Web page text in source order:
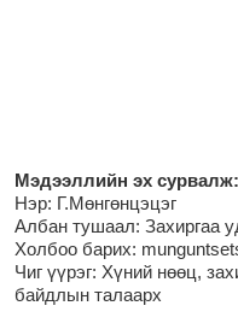
Мэдээллийн эх сурвалж:
Нэр: Г.Мөнгөнцэцэг
Албан тушаал: Захиргаа
Холбоо барих:
Чиг үүрэг: Хүний нөөц,
байдлын талаарх